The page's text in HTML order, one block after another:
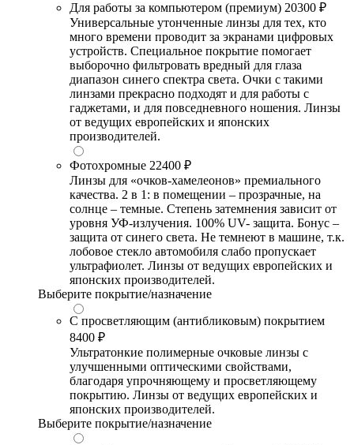
Для работы за компьютером (премиум) 20300 ₽
Универсальные утонченные линзы для тех, кто
много времени проводит за экранами цифровых
устройств. Специальное покрытие помогает
выборочно фильтровать вредный для глаза
диапазон синего спектра света. Очки с такими
линзами прекрасно подходят и для работы с
гаджетами, и для повседневного ношения. Линзы
от ведущих европейских и японских
производителей.
Фотохромные 22400 ₽
Линзы для «очков-хамелеонов» премиального
качества. 2 в 1: в помещении – прозрачные, на
солнце – темные. Степень затемнения зависит от
уровня УФ-излучения. 100% UV- защита. Бонус –
защита от синего света. Не темнеют в машине, т.к.
лобовое стекло автомобиля слабо пропускает
ультрафиолет. Линзы от ведущих европейских и
японских производителей.
Выберите покрытие/назначение
С просветляющим (антибликовым) покрытием
8400 ₽
Ультратонкие полимерные очковые линзы с
улучшенными оптическими свойствами,
благодаря упрочняющему и просветляющему
покрытию. Линзы от ведущих европейских и
японских производителей.
Выберите покрытие/назначение